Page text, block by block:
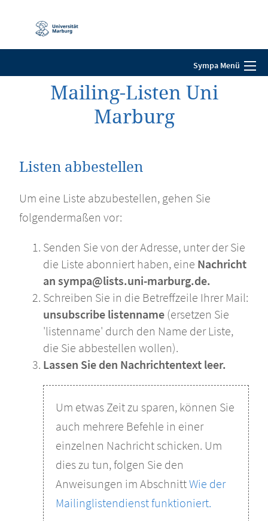
Navigation
Sympa Menü
Mailing-Listen Uni
Marburg
Listen abbestellen
Um eine Liste abzubestellen, gehen Sie
folgendermaßen vor:
Senden Sie von der Adresse, unter der Sie
die Liste abonniert haben, eine Nachricht
an sympa@lists.uni-marburg.de.
Schreiben Sie in die Betreffzeile Ihrer Mail:
unsubscribe listenname (ersetzen Sie
'listenname' durch den Name der Liste,
die Sie abbestellen wollen).
Lassen Sie den Nachrichtentext leer.
Um etwas Zeit zu sparen, können Sie
auch mehrere Befehle in einer
einzelnen Nachricht schicken. Um
dies zu tun, folgen Sie den
Anweisungen im AbschnittWie der
Mailinglistendienst funktioniert.